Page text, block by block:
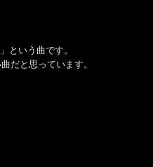
という曲です。
だと思っています。